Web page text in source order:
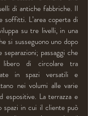
di antiche fabbriche. Il
soffitti. L’area coperta di
su tre livelli, in una
si susseguono uno dopo
separazioni; passaggi che
libero di circolare tra
in spazi versatili e
nei volumi alle varie
espositive. La terrazza e
spazi in cui il cliente può